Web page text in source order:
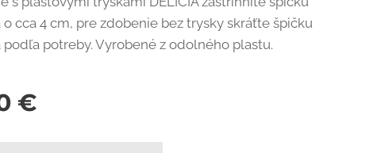
o cca 4 cm, pre zdobenie bez trysky skráťte špičku
podľa potreby. Vyrobené z odolného plastu.
€